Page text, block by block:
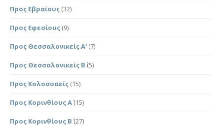
Προς Εβραίους (32)
Προς Εφεσίους (9)
Προς Θεσσαλονικείς Α' (7)
Προς Θεσσαλονικείς Β΄ (5)
Προς Κολοσσαείς (15)
Προς Κορινθίους Α΄(15)
Προς Κορινθίους Β΄ (27)